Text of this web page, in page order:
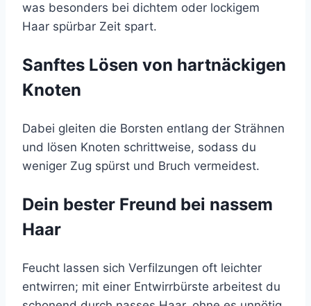
was besonders bei dichtem oder lockigem
Haar spürbar Zeit spart.
Sanftes Lösen von hartnäckigen
Knoten
Dabei gleiten die Borsten entlang der Strähnen
und lösen Knoten schrittweise, sodass du
weniger Zug spürst und Bruch vermeidest.
Dein bester Freund bei nassem
Haar
Feucht lassen sich Verfilzungen oft leichter
entwirren; mit einer Entwirrbürste arbeitest du